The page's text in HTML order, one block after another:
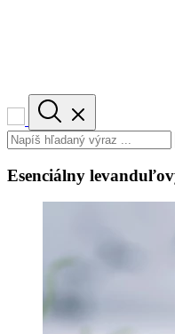
Esenciálny